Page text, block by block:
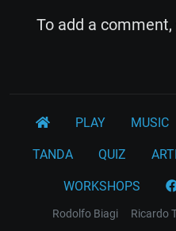
To add a
PLAY MUSIC
TANDA QUIZ
WORKSHOPS
Rodolfo Biagi Ricardo